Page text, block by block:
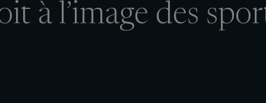
à l’image des